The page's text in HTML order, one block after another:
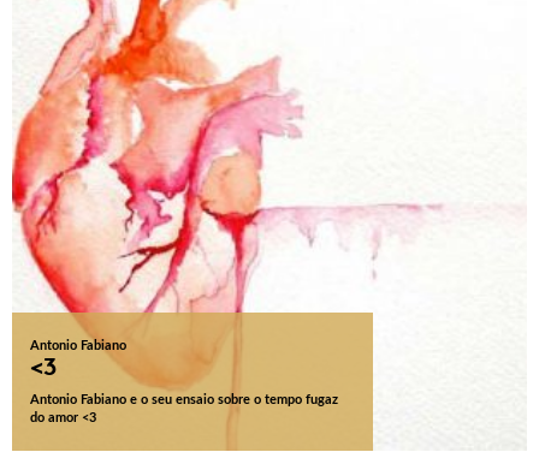
Antonio Fabiano
<3
Antonio Fabiano e o seu ensaio sobre o tempo fugaz
do amor <3